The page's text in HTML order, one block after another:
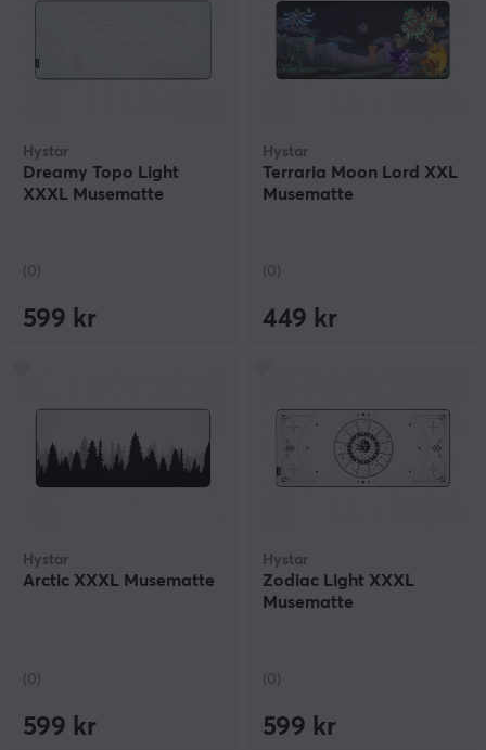
Hystar
Dreamy Topo Light
XXXL Musematte
(0)
599 kr
Hystar
Terraria Moon Lord XXL
Musematte
(0)
449 kr
Hystar
Arctic XXXL Musematte
(0)
599 kr
Hystar
Zodiac Light XXXL
Musematte
(0)
599 kr